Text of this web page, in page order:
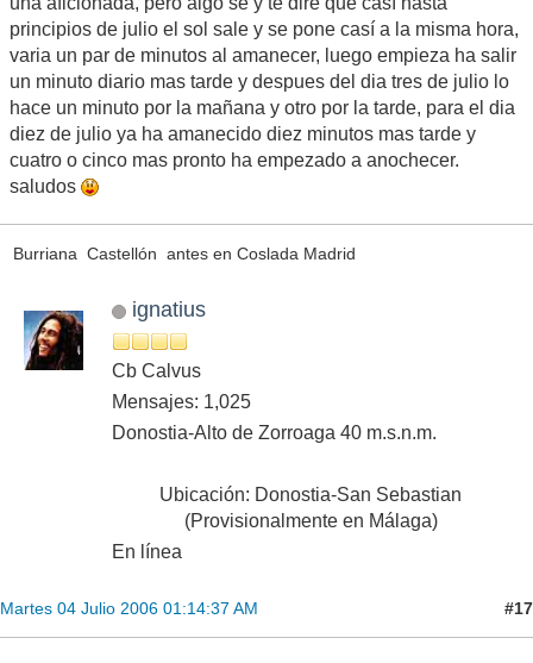
principios de julio el sol sale y se pone casí a la misma hora,
varia un par de minutos al amanecer, luego empieza ha salir
un minuto diario mas tarde y despues del dia tres de julio lo
hace un minuto por la mañana y otro por la tarde, para el dia
diez de julio ya ha amanecido diez minutos mas tarde y
cuatro o cinco mas pronto ha empezado a anochecer.
saludos
Burriana Castellón antes en Coslada Madrid
ignatius
Cb Calvus
Mensajes: 1,025
Donostia-Alto de Zorroaga 40 m.s.n.m.
Ubicación: Donostia-San Sebastian
(Provisionalmente en Málaga)
En línea
Martes 04 Julio 2006 01:14:37 AM #17